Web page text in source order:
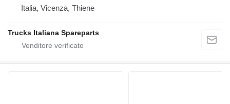
Italia, Vicenza, Thiene
Trucks Italiana Spareparts